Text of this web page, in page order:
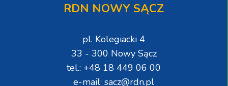
RDN NOWY SĄCZ
pl. Kolegiacki 4
33 - 300 Nowy Sącz
tel.: +48 18 449 06 00
e-mail: sacz@rdn.pl